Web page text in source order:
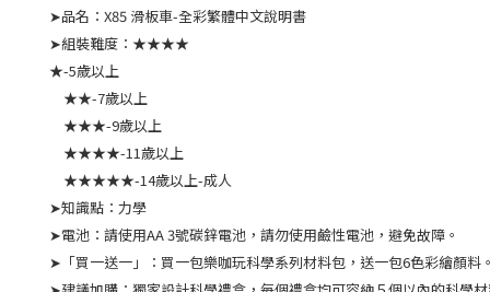
➤品名：X85 滑板車-全彩繁體中文說明書
➤組裝難度：★★★★
★-5歲以上
★★-7歲以上
★★★-9歲以上
★★★★-11歲以上
★★★★★-14歲以上-成人
➤知識點：力學
➤電池：請使用AA 3號碳鋅電池，請勿使用鹼性電池，避免故障。
➤「買一送一」：買一包樂咖玩科學系列材料包，送一包6色彩繪顏料。